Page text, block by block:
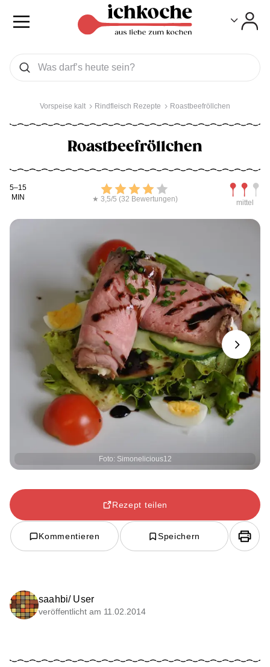
Was wollen Sie suchen
Suchen
Vorspeise kalt Rindfleisch Rezepte Roastbeefröllchen
Roastbeefröllchen
Kochdauer
5–15
MIN
Bewerten
★ 3,5/5 (32 Bewertungen) mittel
Foto: Simonelicious12
Next
Rezept teilen
Kommentieren Speichern
saahbi/ User
veröffentlicht am 11.02.2014